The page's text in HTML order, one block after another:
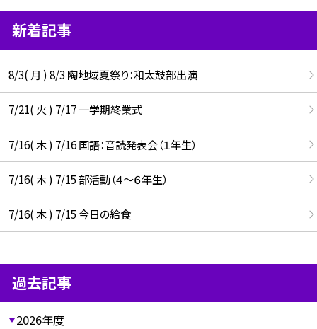
新着記事
8/3( 月 ) 8/3 陶地域夏祭り：和太鼓部出演
7/21( 火 ) 7/17 一学期終業式
7/16( 木 ) 7/16 国語：音読発表会（１年生）
7/16( 木 ) 7/15 部活動（４～６年生）
7/16( 木 ) 7/15 今日の給食
過去記事
2026年度